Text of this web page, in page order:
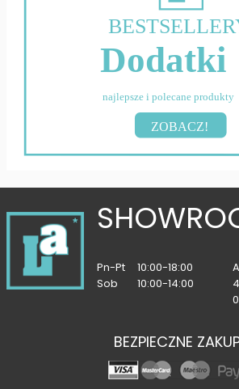
Dodatki
najlepsze i polecane produkty
ZOBACZ!
Pn-Pt
10:00-18:00
Sob
10:00-14:00
BEZPIECZNE